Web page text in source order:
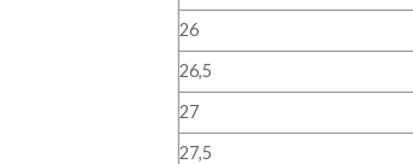
26
26,5
27
27,5